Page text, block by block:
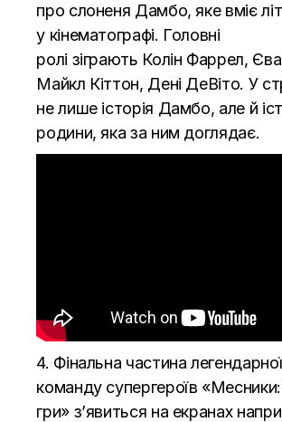
про слоненя Дамбо, яке вміє
у кінематографі. Головні
ролі зіграють Колін Фаррел, Єва
Майкл Кіттон, Дені ДеВіто. У
не лише історія Дамбо, але й
родини, яка за ним доглядає.
4. Фінальна частина легендарної
команду супергероїв «Месники:
гри» з’явиться на екранах